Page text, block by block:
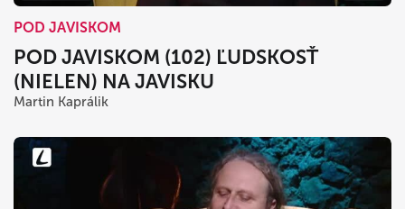
POD JAVISKOM
POD JAVISKOM (102) ĽUDSKOSŤ
(NIELEN) NA JAVISKU
Martin Kaprálik